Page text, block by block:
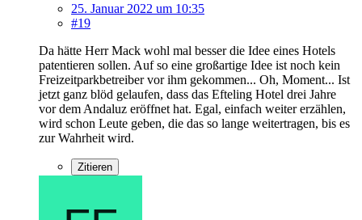
25. Januar 2022 um 10:35
#19
Da hätte Herr Mack wohl mal besser die Idee eines Hotels
patentieren sollen. Auf so eine großartige Idee ist noch kein
Freizeitparkbetreiber vor ihm gekommen... Oh, Moment... Ist
jetzt ganz blöd gelaufen, dass das Efteling Hotel drei Jahre
vor dem Andaluz eröffnet hat. Egal, einfach weiter erzählen,
wird schon Leute geben, die das so lange weitertragen, bis es
zur Wahrheit wird.
Zitieren